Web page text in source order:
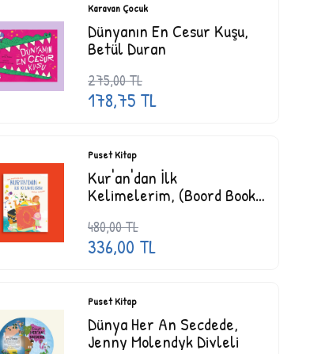
Karavan Çocuk
Dünyanın En Cesur Kuşu,
Betül Duran
275,00TL
178,75 TL
Puset Kitap
Kur'an'dan İlk
Kelimelerim, (Boord Book)
480,00TL
336,00 TL
Puset Kitap
Dünya Her An Secdede,
Jenny Molendyk Divleli